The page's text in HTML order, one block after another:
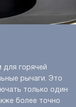
для горячей
рычаги. Это
только один
более точно